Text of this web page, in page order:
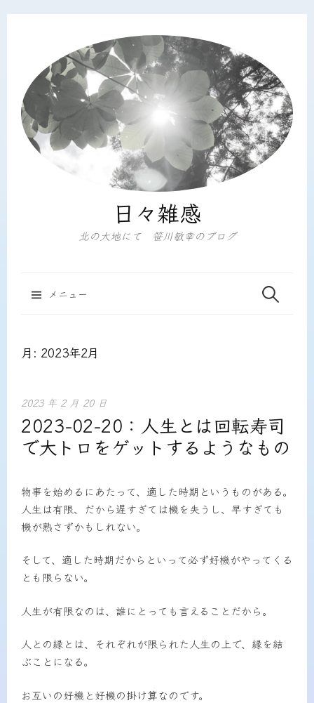
ツ
へ
ス
キ
日々雑感
北の大地にて 笹川敏幸のブログ
メニュー 検
月: 2023年2月
2023 年 2 月 20 日
2023-02-20：人生とは回転寿司
で大トロをゲットするようなもの
物事を始めるにあたって、適した時期というものがある。
人生は有限、だから遅すぎては機を失うし、早すぎても
機が熟さずかもしれない。
そして、適した時期だからといって必ず好機がやってくる
とも限らない。
人生が有限なのは、誰にとっても言えることだから。
人との縁とは、それぞれが限られた人生の上で、縁を結
ぶことになる。
お互いの好機と好機の掛け算なのです。